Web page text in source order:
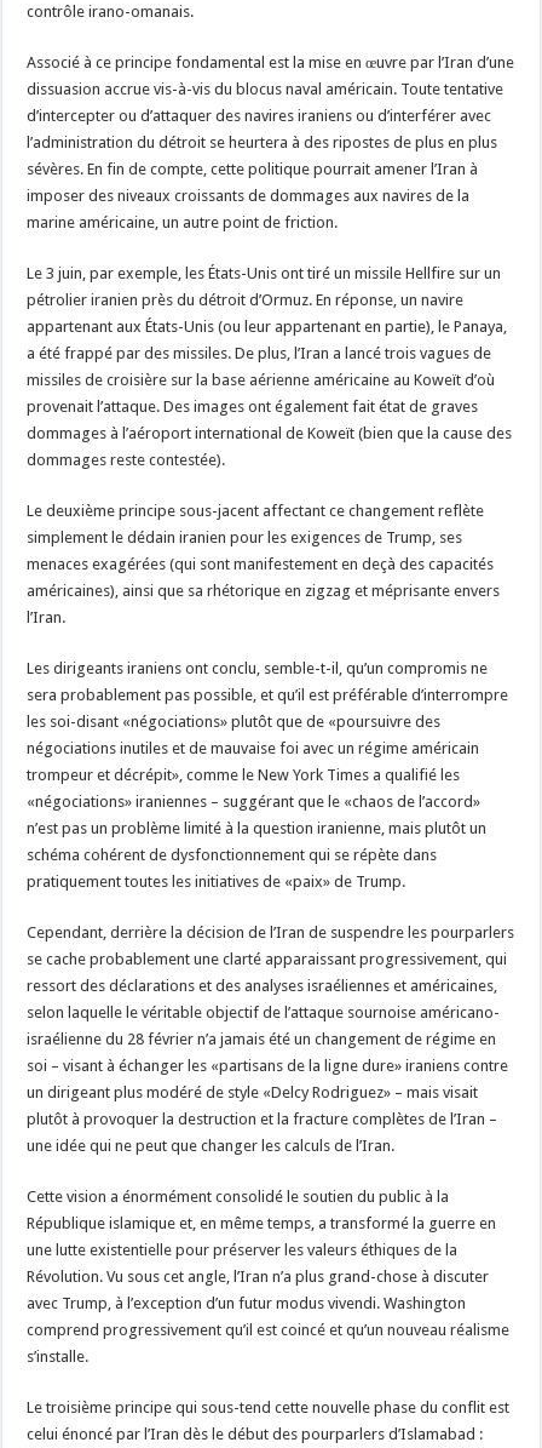
contrôle irano-omanais.
Associé à ce principe fondamental est la mise en œuvre par l’Iran d’une
dissuasion accrue vis-à-vis du blocus naval américain. Toute tentative
d’intercepter ou d’attaquer des navires iraniens ou d’interférer avec
l’administration du détroit se heurtera à des ripostes de plus en plus
sévères. En fin de compte, cette politique pourrait amener l’Iran à
imposer des niveaux croissants de dommages aux navires de la
marine américaine, un autre point de friction.
Le 3 juin, par exemple, les États-Unis ont tiré un missile Hellfire sur un
pétrolier iranien près du détroit d’Ormuz. En réponse, un navire
appartenant aux États-Unis (ou leur appartenant en partie), le Panaya,
a été frappé par des missiles. De plus, l’Iran a lancé trois vagues de
missiles de croisière sur la base aérienne américaine au Koweït d’où
provenait l’attaque. Des images ont également fait état de graves
dommages à l’aéroport international de Koweït (bien que la cause des
dommages reste contestée).
Le deuxième principe sous-jacent affectant ce changement reflète
simplement le dédain iranien pour les exigences de Trump, ses
menaces exagérées (qui sont manifestement en deçà des capacités
américaines), ainsi que sa rhétorique en zigzag et méprisante envers
l’Iran.
Les dirigeants iraniens ont conclu, semble-t-il, qu’un compromis ne
sera probablement pas possible, et qu’il est préférable d’interrompre
les soi-disant «négociations» plutôt que de «poursuivre des
négociations inutiles et de mauvaise foi avec un régime américain
trompeur et décrépit», comme le New York Times a qualifié les
«négociations» iraniennes – suggérant que le «chaos de l’accord»
n’est pas un problème limité à la question iranienne, mais plutôt un
schéma cohérent de dysfonctionnement qui se répète dans
pratiquement toutes les initiatives de «paix» de Trump.
Cependant, derrière la décision de l’Iran de suspendre les pourparlers
se cache probablement une clarté apparaissant progressivement, qui
ressort des déclarations et des analyses israéliennes et américaines,
selon laquelle le véritable objectif de l’attaque sournoise américano-
israélienne du 28 février n’a jamais été un changement de régime en
soi – visant à échanger les «partisans de la ligne dure» iraniens contre
un dirigeant plus modéré de style «Delcy Rodriguez» – mais visait
plutôt à provoquer la destruction et la fracture complètes de l’Iran –
une idée qui ne peut que changer les calculs de l’Iran.
Cette vision a énormément consolidé le soutien du public à la
République islamique et, en même temps, a transformé la guerre en
une lutte existentielle pour préserver les valeurs éthiques de la
Révolution. Vu sous cet angle, l’Iran n’a plus grand-chose à discuter
avec Trump, à l’exception d’un futur modus vivendi. Washington
comprend progressivement qu’il est coincé et qu’un nouveau réalisme
s’installe.
Le troisième principe qui sous-tend cette nouvelle phase du conflit est
celui énoncé par l’Iran dès le début des pourparlers d’Islamabad :